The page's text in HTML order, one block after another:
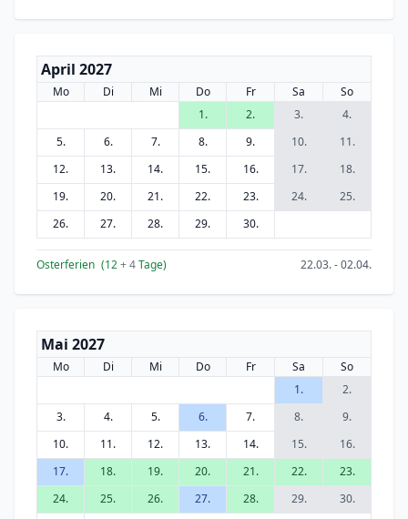
April 2027
Mo Di Mi Do Fr Sa
So
1.
2. 3.
4.
5.
6. 7. 8. 9. 10.
11.
12.
13. 14. 15. 16. 17.
18.
19.
20. 21. 22. 23. 24.
25.
26.
27. 28. 29. 30.
Osterferien (12+ 4Tage) 22.03. - 02.04.
Mai 2027
Mo Di Mi Do Fr Sa
So
1.
2.
3.
4. 5. 6. 7. 8.
9.
10.
11. 12. 13. 14. 15.
16.
17.
18. 19. 20. 21. 22.
23.
24.
25. 26. 27. 28. 29.
30.